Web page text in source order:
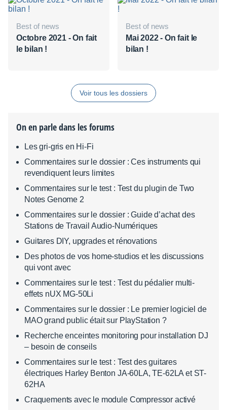
Best of news
Octobre 2021 - On fait
le bilan !
Best of news
Mai 2022 - On fait le
bilan !
Voir tous les dossiers
On en parle dans les forums
Les gri-gris en Hi-Fi
Commentaires sur le dossier : Ces instruments qui
revendiquent leurs limites
Commentaires sur le test : Test du plugin de Two
Notes Genome 2
Commentaires sur le dossier : Guide d’achat des
Stations de Travail Audio-Numériques
Guitares DIY, upgrades et rénovations
Des photos de vos home-studios et les discussions
qui vont avec
Commentaires sur le test : Test du pédalier multi-
effets nUX MG-50Li
Commentaires sur le dossier : Le premier logiciel de
MAO grand public était sur PlayStation ?
Recherche enceintes monitoring pour installation DJ
– besoin de conseils
Commentaires sur le test : Test des guitares
électriques Harley Benton JA-60LA, TE-62LA et ST-
62HA
Craquements avec le module Compressor activé